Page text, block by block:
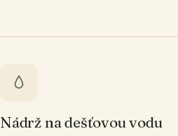
Nádrž na dešťovou vodu